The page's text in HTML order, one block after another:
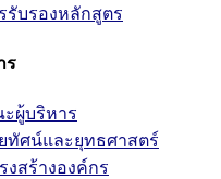
รับรองหลักสูตร
ร
ผู้บริหาร
ทัศน์และยุทธศาสตร์
งสร้างองค์กร